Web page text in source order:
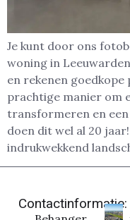
Je kunt door ons
woning in
en rekenen goedkope
prachtige manier om
transformeren en
doen dit wel al 20
indrukwekkend
Contactinformatie: